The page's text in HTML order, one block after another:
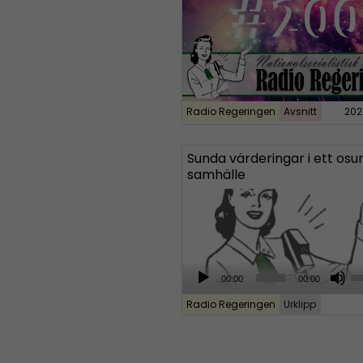
Radio Regeringen Avsnitt
Sunda värderingar i ett
samhälle
d
00:00 00:00
s
Radio Regeringen Urklipp